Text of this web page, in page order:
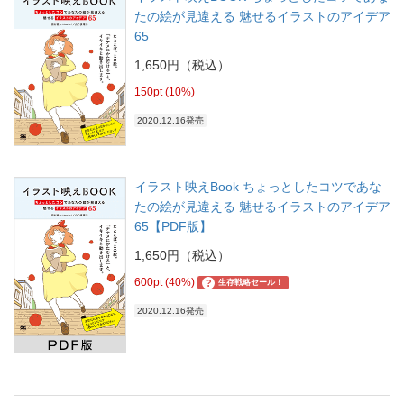
たの絵が見違える 魅せるイラストのアイデア
65
1,650円（税込）
150pt (10%)
2020.12.16発売
イラスト映えBook ちょっとしたコツであな
たの絵が見違える 魅せるイラストのアイデア
65【PDF版】
1,650円（税込）
600pt (40%) ? 生存戦略セール！
2020.12.16発売